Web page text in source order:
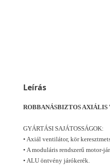
Leírás
ROBBANÁSBIZTOS
GYÁRTÁSI SAJÁTOSSÁGOK:
• Axiál ventilátor, kör
• A moduláris rendszerű motor-
• ALU öntvény járókerék.